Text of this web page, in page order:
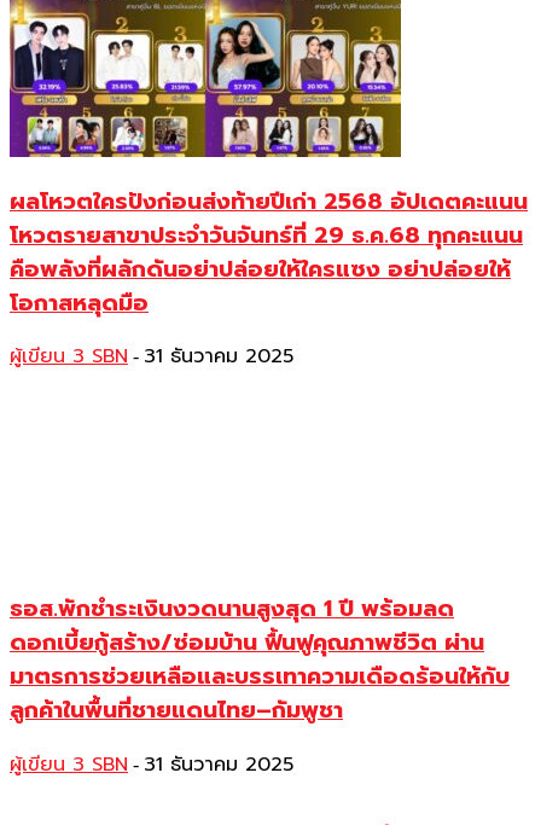
ผลโหวตใครปังก่อนส่งท้ายปีเก่า 2568 อัปเดตคะแนน
โหวตรายสาขาประจำวันจันทร์ที่ 29 ธ.ค.68 ทุกคะแนน
คือพลังที่ผลักดันอย่าปล่อยให้ใครแซง อย่าปล่อยให้
โอกาสหลุดมือ
ผู้เขียน 3 SBN - 31 ธันวาคม 2025
ธอส.พักชำระเงินงวดนานสูงสุด 1 ปี พร้อมลด
ดอกเบี้ยกู้สร้าง/ซ่อมบ้าน ฟื้นฟูคุณภาพชีวิต ผ่าน
มาตรการช่วยเหลือและบรรเทาความเดือดร้อนให้กับ
ลูกค้าในพื้นที่ชายแดนไทย–กัมพูชา
ผู้เขียน 3 SBN - 31 ธันวาคม 2025